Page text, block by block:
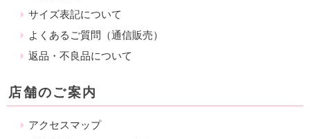
サイズ表記について
よくあるご質問（通信販売）
返品・不良品について
店舗のご案内
アクセスマップ